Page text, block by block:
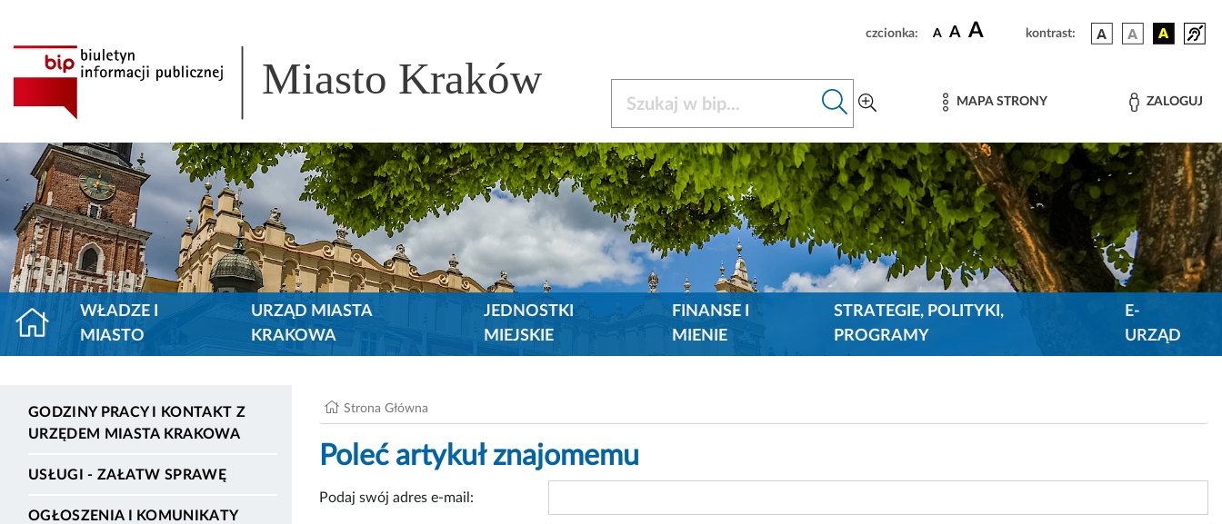
czcionka: A A A kontrast:
Miasto Kraków MAPA STRONY ZALOGUJ
WŁADZE I
MIASTO
URZĄD MIASTA
KRAKOWA
JEDNOSTKI
MIEJSKIE
FINANSE I
MIENIE
STRATEGIE, POLITYKI,
PROGRAMY
E-
URZĄD
GODZINY PRACY I KONTAKT Z
URZĘDEM MIASTA KRAKOWA
USŁUGI - ZAŁATW SPRAWĘ
OGŁOSZENIA I KOMUNIKATY
Strona Główna
Poleć artykuł znajomemu
Podaj swój adres e-mail: